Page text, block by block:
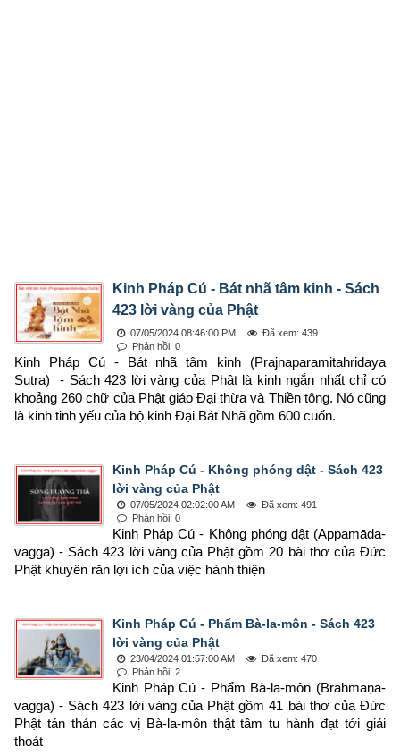
Kinh Pháp Cú - Bát nhã tâm kinh - Sách
423 lời vàng của Phật
07/05/2024 08:46:00 PM
Đã xem: 439
Phản hồi: 0
Kinh Pháp Cú - Bát nhã tâm kinh (Prajnaparamitahridaya
Sutra)  - Sách 423 lời vàng của Phật là kinh ngắn nhất chỉ có
khoảng 260 chữ của Phật giáo Đại thừa và Thiền tông. Nó cũng
là kinh tinh yếu của bộ kinh Đại Bát Nhã gồm 600 cuốn.
Kinh Pháp Cú - Không phóng dật - Sách 423
lời vàng của Phật
07/05/2024 02:02:00 AM
Đã xem: 491
Phản hồi: 0
Kinh Pháp Cú - Không phóng dật (Appamāda-
vagga) - Sách 423 lời vàng của Phật gồm 20 bài thơ của Đức
Phật khuyên răn lợi ích của việc hành thiện
Kinh Pháp Cú - Phẩm Bà-la-môn - Sách 423
lời vàng của Phật
23/04/2024 01:57:00 AM
Đã xem: 470
Phản hồi: 2
Kinh Pháp Cú - Phẩm Bà-la-môn (Brāhmaṇa-
vagga) - Sách 423 lời vàng của Phật gồm 41 bài thơ của Đức
Phật tán thán các vị Bà-la-môn thật tâm tu hành đạt tới giải
thoát